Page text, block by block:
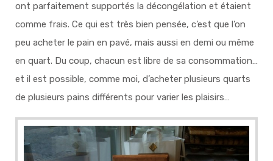
ont parfaitement supportés la décongélation et étaient
comme frais. Ce qui est très bien pensée, c’est que l’on
peu acheter le pain en pavé, mais aussi en demi ou même
en quart. Du coup, chacun est libre de sa consommation…
et il est possible, comme moi, d’acheter plusieurs quarts
de plusieurs pains différents pour varier les plaisirs…